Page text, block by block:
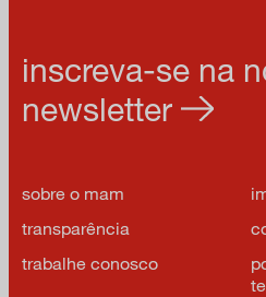
inscreva-se na
newsletter
sobre o mam
transparência
trabalhe conosco